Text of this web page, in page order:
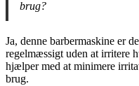
brug?
Ja, denne barbermaskine er
regelmæssigt uden at irritere
hjælper med at minimere
brug.